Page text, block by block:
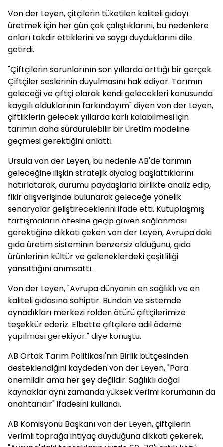
Von der Leyen, çitçilerin tüketilen kaliteli gıdayı
üretmek için her gün çok çalıştıklarını, bu nedenlere
onları takdir ettiklerini ve saygı duyduklarını dile
getirdi.
"Çiftçilerin sorunlarının son yıllarda arttığı bir gerçek.
Çiftçiler seslerinin duyulmasını hak ediyor. Tarımın
geleceği ve çiftçi olarak kendi gelecekleri konusunda
kaygılı olduklarının farkındayım" diyen von der Leyen,
çiftliklerin gelecek yıllarda karlı kalabilmesi için
tarımın daha sürdürülebilir bir üretim modeline
geçmesi gerektiğini anlattı.
Ursula von der Leyen, bu nedenle AB'de tarımın
geleceğine ilişkin stratejik diyalog başlattıklarını
hatırlatarak, durumu paydaşlarla birlikte analiz edip,
fikir alışverişinde bulunarak geleceğe yönelik
senaryolar geliştireceklerini ifade etti. Kutuplaşmış
tartışmaların ötesine geçip güven sağlanması
gerektiğine dikkati çeken von der Leyen, Avrupa'daki
gıda üretim sisteminin benzersiz olduğunu, gıda
ürünlerinin kültür ve geleneklerdeki çeşitliliği
yansıttığını anımsattı.
Von der Leyen, "Avrupa dünyanın en sağlıklı ve en
kaliteli gıdasına sahiptir. Bundan ve sistemde
oynadıkları merkezi rolden ötürü çiftçilerimize
teşekkür ederiz. Elbette çiftçilere adil ödeme
yapılması gerekiyor." diye konuştu.
AB Ortak Tarım Politikası'nın Birlik bütçesinden
desteklendiğini kaydeden von der Leyen, "Para
önemlidir ama her şey değildir. Sağlıklı doğal
kaynaklar aynı zamanda yüksek verimi korumanın da
anahtarıdır" ifadesini kullandı.
AB Komisyonu Başkanı von der Leyen, çiftçilerin
verimli toprağa ihtiyaç duyduğuna dikkati çekerek,